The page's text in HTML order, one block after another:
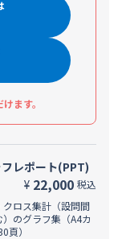
ます。
レポート(PPT)
¥ 22,000 税込
クロス集計（設問間
のグラフ集（A4カ
頁）